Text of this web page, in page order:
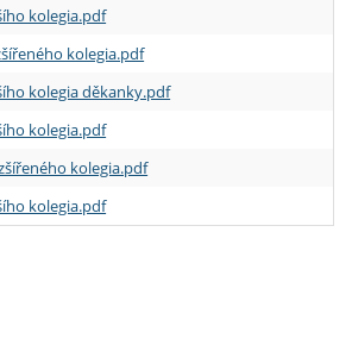
kolegia.pdf
kolegia.pdf
kolegia děkanky.pdf
kolegia.pdf
kolegia.pdf
kolegia.pdf